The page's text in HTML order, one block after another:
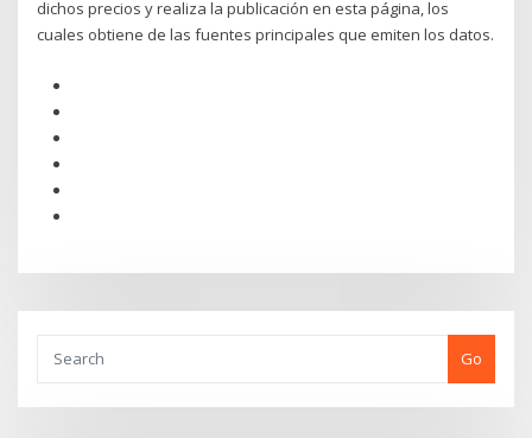
dichos precios y realiza la publicación en esta página, los
cuales obtiene de las fuentes principales que emiten los datos.
Go